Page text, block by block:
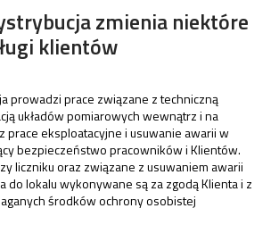
zmienia niektóre
klientów
prowadzi prace związane z techniczną
układów pomiarowych wewnątrz i na
prace eksploatacyjne i usuwanie awarii w
bezpieczeństwo pracowników i Klientów.
liczniku oraz związane z usuwaniem awarii
do lokalu wykonywane są za zgodą Klienta i z
środków ochrony osobistej